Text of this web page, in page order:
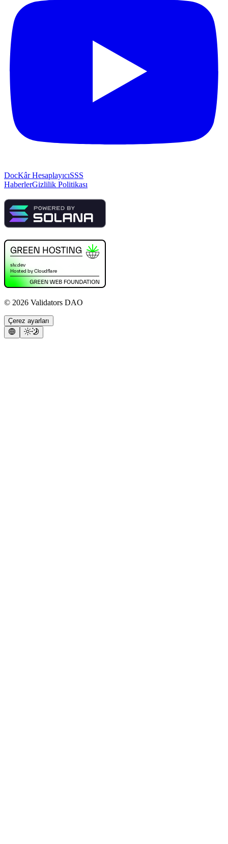
DocKâr HesaplayıcıSSS
HaberlerGizlilik Politikası
© 2026 Validators DAO
Çerez ayarları